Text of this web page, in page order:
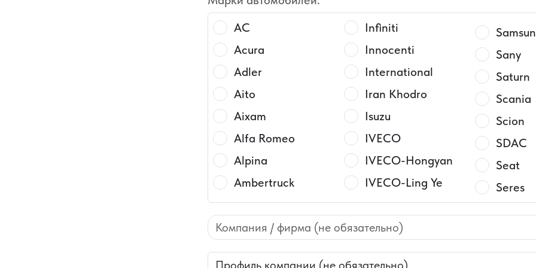
AC
Acura
Adler
Aito
Aixam
Alfa Romeo
Alpina
Ambertruck
ASHOK LEYLAND
Asia
Aston Martin
Infiniti
Innocenti
International
Iran Khodro
Isuzu
IVECO
IVECO-Hongyan
IVECO-Ling Ye
IVECO-АМТ
JAC
Jaecoo
Sany
Saturn
Scania
Scion
SDAC
Seat
Seres
CompanyName
Бренд оборудования